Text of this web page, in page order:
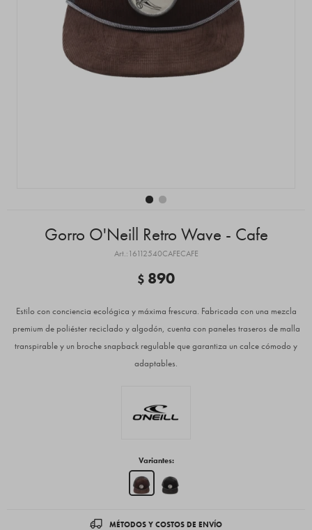
Gorro O'Neill Retro Wave - Cafe
16112540CAFECAFE
$ 890
Estilo con conciencia ecológica y máxima frescura. Fabricada con una mezcla
premium de poliéster reciclado y algodón, cuenta con paneles traseros de malla
transpirable y un broche snapback regulable que garantiza un calce cómodo y
adaptables.
Variantes:
MÉTODOS Y COSTOS DE ENVÍO